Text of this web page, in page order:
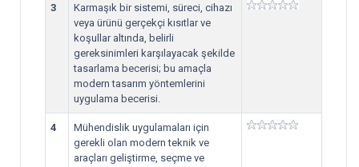
3
Karmaşık bir sistemi, süreci, cihazı
veya ürünü gerçekçi kısıtlar ve
koşullar altında, belirli
gereksinimleri karşılayacak şekilde
tasarlama becerisi; bu amaçla
modern tasarım yöntemlerini
uygulama becerisi.
4
Mühendislik uygulamaları için
gerekli olan modern teknik ve
araçları geliştirme, seçme ve